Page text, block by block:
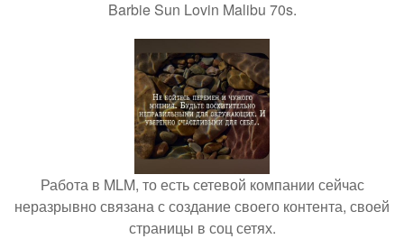
Barbie Sun Lovin Malibu 70s.
Работа в MLM, то есть сетевой компании сейчас
неразрывно связана с создание своего контента, своей
страницы в соц сетях.